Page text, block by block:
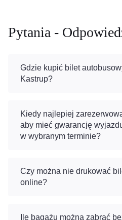
Pytania -
Gdzie kupić bilet
Kastrup?
Kiedy najlepiej
aby mieć gwarancję
w wybranym terminie?
Czy można nie drukować
online?
Ile bagażu można zabrać